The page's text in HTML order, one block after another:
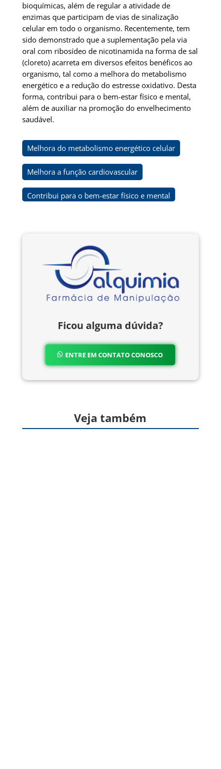
bioquímicas, além de regular a atividade de
enzimas que participam de vias de sinalização
celular em todo o organismo. Recentemente, tem
sido demonstrado que a suplementação pela via
oral com ribosídeo de nicotinamida na forma de sal
(cloreto) acarreta em diversos efeitos benéficos ao
organismo, tal como a melhora do metabolismo
energético e a redução do estresse oxidativo. Desta
forma, contribui para o bem-estar físico e mental,
além de auxiliar na promoção do envelhecimento
saudável.
Melhora do metabolismo energético celular
Melhora a função cardiovascular
Contribui para o bem-estar físico e mental
Ficou alguma dúvida?
ENTRE EM CONTATO CONOSCO
Veja também